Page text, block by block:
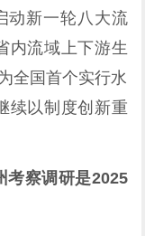
动新一轮八大流
内流域上下游生
全国首个实行水
续以制度创新重
考察调研是2025